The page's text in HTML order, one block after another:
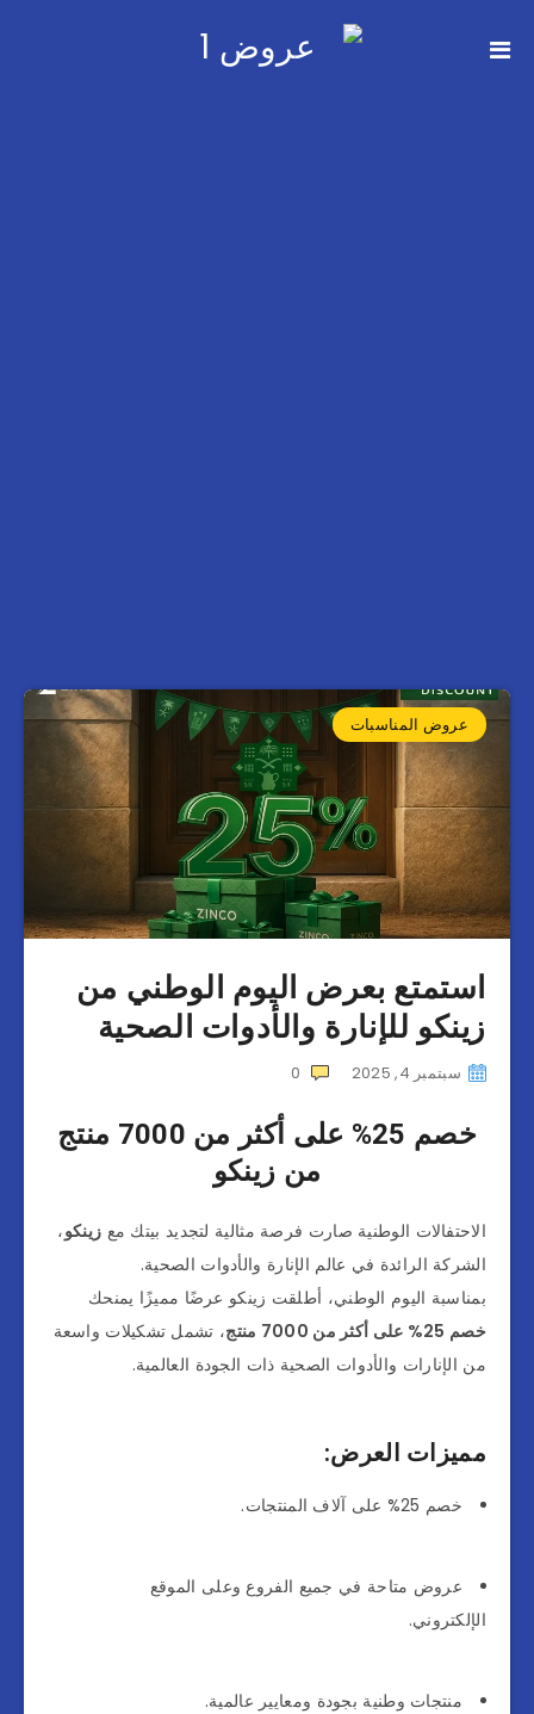
عروض المناسبات
استمتع بعرض اليوم الوطني من
زينكو للإنارة والأدوات الصحية
سبتمبر 4, 2025 0
خصم 25% على أكثر من 7000 منتج
من زينكو
الاحتفالات الوطنية صارت فرصة مثالية لتجديد بيتك مع زينكو،
الشركة الرائدة في عالم الإنارة والأدوات الصحية.
بمناسبة اليوم الوطني، أطلقت زينكو عرضًا مميزًا يمنحك
خصم 25% على أكثر من 7000 منتج
، تشمل تشكيلات واسعة
من الإنارات والأدوات الصحية ذات الجودة العالمية.
مميزات العرض:
خصم 25% على آلاف المنتجات.
عروض متاحة في جميع الفروع وعلى الموقع
الإلكتروني.
منتجات وطنية بجودة ومعايير عالمية.